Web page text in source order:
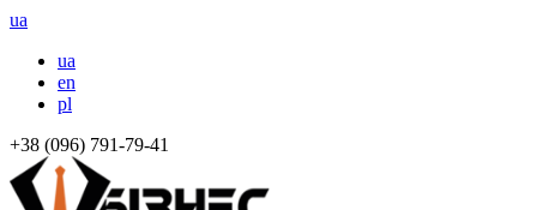
ua
ua
en
pl
+38 (096) 791-79-41